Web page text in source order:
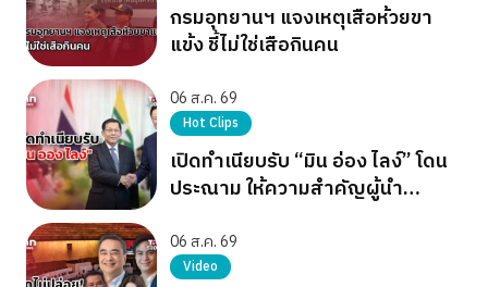
กรมอุทยานฯ แจงเหตุเสือห้วยขา
แข้ง ชี้ไม่ใช่เสือกินคน
06 ส.ค. 69
Hot Clips
เปิดทำเนียบรับ “มิน อ่อง ไลง์” โดน
ประณาม ให้ความสำคัญผู้นำ
06 ส.ค. 69
Video